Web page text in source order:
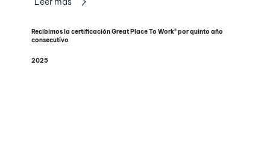
Recibimos la certificación Great Place To Work® por quinto año
consecutivo
2025